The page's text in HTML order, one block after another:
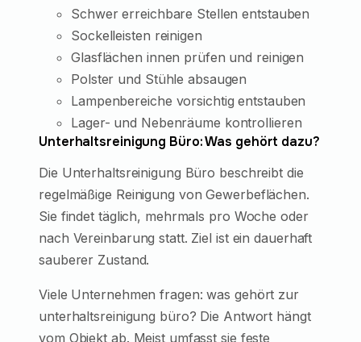
Schwer erreichbare Stellen entstauben
Sockelleisten reinigen
Glasflächen innen prüfen und reinigen
Polster und Stühle absaugen
Lampenbereiche vorsichtig entstauben
Lager- und Nebenräume kontrollieren
Unterhaltsreinigung Büro: Was gehört dazu?
Die Unterhaltsreinigung Büro beschreibt die
regelmäßige Reinigung von Gewerbeflächen.
Sie findet täglich, mehrmals pro Woche oder
nach Vereinbarung statt. Ziel ist ein dauerhaft
sauberer Zustand.
Viele Unternehmen fragen: was gehört zur
unterhaltsreinigung büro? Die Antwort hängt
vom Objekt ab. Meist umfasst sie feste